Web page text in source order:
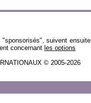
suivent ensuite
concernant les options
© 2005-2026